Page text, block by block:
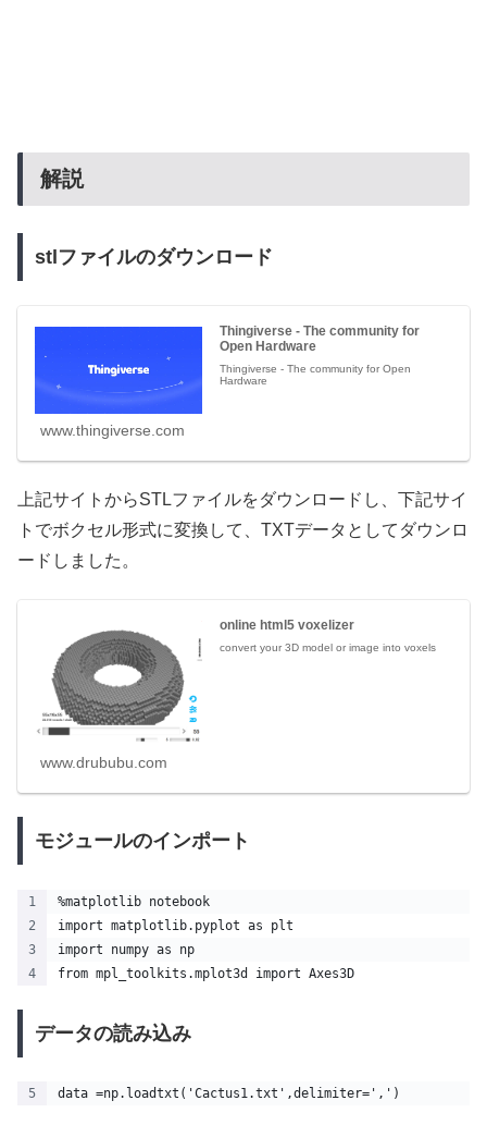
解説
stlファイルのダウンロード
Thingiverse - The community for
Open Hardware
Thingiverse - The community for Open
Hardware
www.thingiverse.com
上記サイトからSTLファイルをダウンロードし、下記サイ
トでボクセル形式に変換して、TXTデータとしてダウンロ
ードしました。
online html5 voxelizer
convert your 3D model or image into voxels
www.drububu.com
モジュールのインポート
%matplotlib notebook
import matplotlib.pyplot as plt
import numpy as np
from mpl_toolkits.mplot3d import Axes3D
データの読み込み
data =np.loadtxt('Cactus1.txt',delimiter=',')